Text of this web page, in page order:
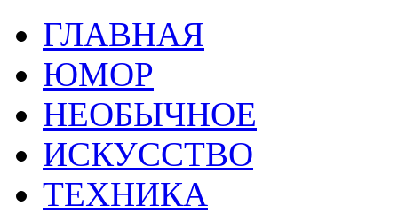
ГЛАВНАЯ
ЮМОР
НЕОБЫЧНОЕ
ИСКУССТВО
ТЕХНИКА